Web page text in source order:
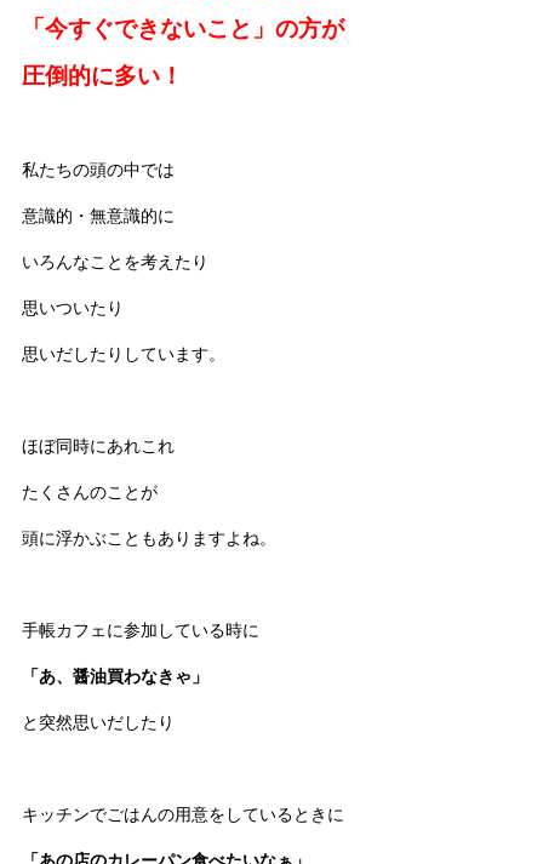
「今すぐできないこと」の方が
圧倒的に多い！
私たちの頭の中では
意識的・無意識的に
いろんなことを考えたり
思いついたり
思いだしたりしています。
ほぼ同時にあれこれ
たくさんのことが
頭に浮かぶこともありますよね。
手帳カフェに参加している時に
「あ、醤油買わなきゃ」
と突然思いだしたり
キッチンでごはんの用意をしているときに